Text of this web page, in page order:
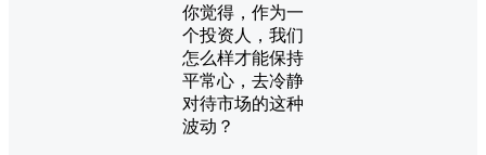
你觉得，作为一
个投资人，我们
怎么样才能保持
平常心，去冷静
对待市场的这种
波动？